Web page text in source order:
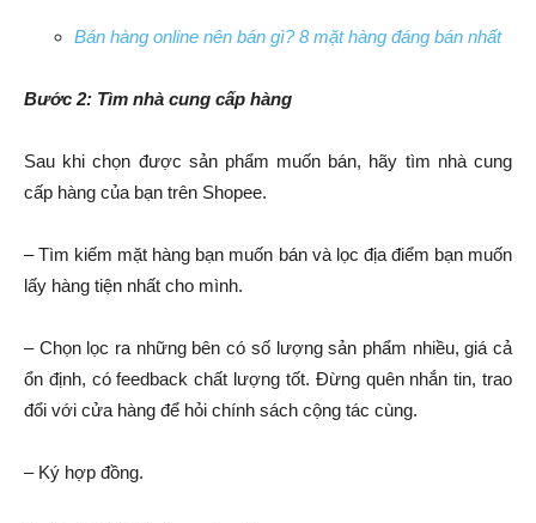
Bán hàng online nên bán gì? 8 mặt hàng đáng bán nhất
Bước 2: Tìm nhà cung cấp hàng
Sau khi chọn được sản phẩm muốn bán, hãy tìm nhà cung
cấp hàng của bạn trên Shopee.
– Tìm kiếm mặt hàng bạn muốn bán và lọc địa điểm bạn muốn
lấy hàng tiện nhất cho mình.
– Chọn lọc ra những bên có số lượng sản phẩm nhiều, giá cả
ổn định, có feedback chất lượng tốt. Đừng quên nhắn tin, trao
đổi với cửa hàng để hỏi chính sách cộng tác cùng.
– Ký hợp đồng.